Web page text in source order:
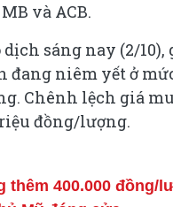
và ACB.
sáng nay (2/10),
đang niêm yết ở mức
Chênh lệch giá
đồng/lượng.
thêm 400.000 đồng/